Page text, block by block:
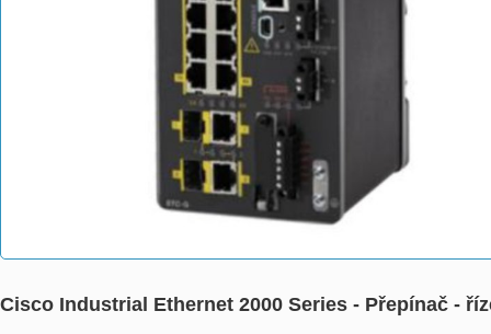
Cisco Industrial Ethernet 2000 Series - Přepínač -